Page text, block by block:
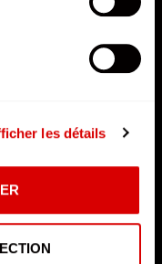
les détails